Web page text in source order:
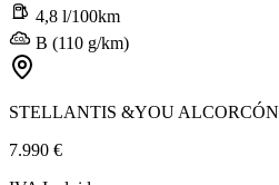
4,8 l/100km
B (110 g/km)
STELLANTIS &YOU ALCORCÓN
7.990 €